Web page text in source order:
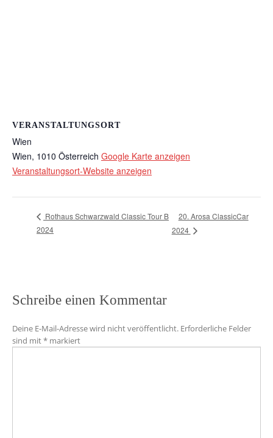
VERANSTALTUNGSORT
Wien
Wien, 1010 Österreich Google Karte anzeigen
Veranstaltungsort-Website anzeigen
Rothaus Schwarzwald Classic Tour B
2024
20. Arosa ClassicCar
2024
Schreibe einen Kommentar
Deine E-Mail-Adresse wird nicht veröffentlicht. Erforderliche Felder
sind mit* markiert